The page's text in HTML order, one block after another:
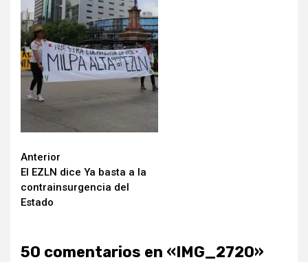
Seguir
leyendo
Anterior
El EZLN dice Ya basta a la
contrainsurgencia del
Estado
50 comentarios en «IMG_2720»